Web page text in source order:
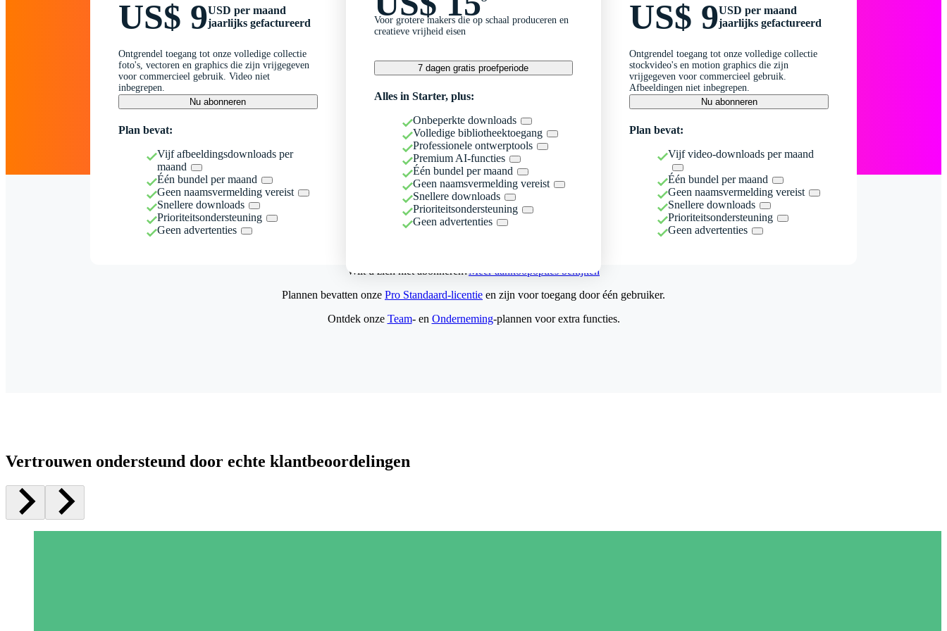
US$ 9USD per maand
jaarlijks gefactureerd
Ontgrendel toegang tot onze volledige collectie
foto's, vectoren en graphics die zijn vrijgegeven
voor commercieel gebruik. Video niet
inbegrepen.
Nu abonneren
Plan bevat:
Vijf afbeeldingsdownloads per
maand
Één bundel per maand
Geen naamsvermelding vereist
Snellere downloads
Prioriteitsondersteuning
Geen advertenties
Voor grotere makers die op schaal produceren en
creatieve vrijheid eisen
7 dagen gratis proefperiode
Alles in Starter, plus:
Onbeperkte downloads
Volledige bibliotheektoegang
Professionele ontwerptools
Premium AI-functies
Één bundel per maand
Geen naamsvermelding vereist
Snellere downloads
Prioriteitsondersteuning
Geen advertenties
US$ 9USD per maand
jaarlijks gefactureerd
Ontgrendel toegang tot onze volledige collectie
stockvideo's en motion graphics die zijn
vrijgegeven voor commercieel gebruik.
Afbeeldingen niet inbegrepen.
Nu abonneren
Plan bevat:
Vijf video-downloads per maand
Één bundel per maand
Geen naamsvermelding vereist
Snellere downloads
Prioriteitsondersteuning
Geen advertenties
Wilt u zich niet abonneren?Meer aankoopopties bekijken
Plannen bevatten onze Pro Standaard-licentie en zijn voor toegang door één gebruiker.
Ontdek onze Team- en Onderneming-plannen voor extra functies.
Vertrouwen ondersteund door echte klantbeoordelingen